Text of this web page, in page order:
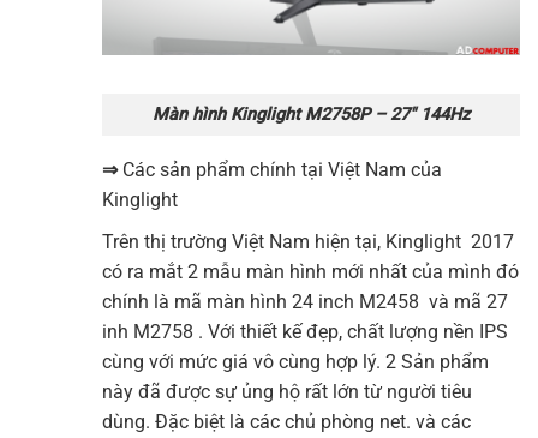
Màn hình Kinglight M2758P – 27″ 144Hz
⇒ Các sản phẩm chính tại Việt Nam của
Kinglight
Trên thị trường Việt Nam hiện tại, Kinglight 2017
có ra mắt 2 mẫu màn hình mới nhất của mình đó
chính là mã màn hình 24 inch M2458 và mã 27
inh M2758 . Với thiết kế đẹp, chất lượng nền IPS
cùng với mức giá vô cùng hợp lý. 2 Sản phẩm
này đã được sự ủng hộ rất lớn từ người tiêu
dùng. Đặc biệt là các chủ phòng net. và các